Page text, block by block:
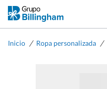
Inicio / Ropa personalizada /